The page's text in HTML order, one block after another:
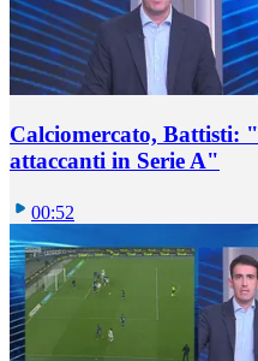
Calciomercato, Battisti:
attaccanti in Serie A"
00:52